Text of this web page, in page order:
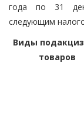
года по 31
следующим
Виды
товаров